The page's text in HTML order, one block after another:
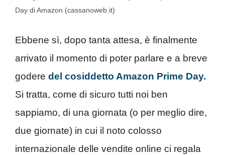
Day di Amazon (cassanoweb.it)
Ebbene sì, dopo tanta attesa, è finalmente
arrivato il momento di poter parlare e a breve
godere del cosiddetto Amazon Prime Day.
Si tratta, come di sicuro tutti noi ben
sappiamo, di una giornata (o per meglio dire,
due giornate) in cui il noto colosso
internazionale delle vendite online ci regala